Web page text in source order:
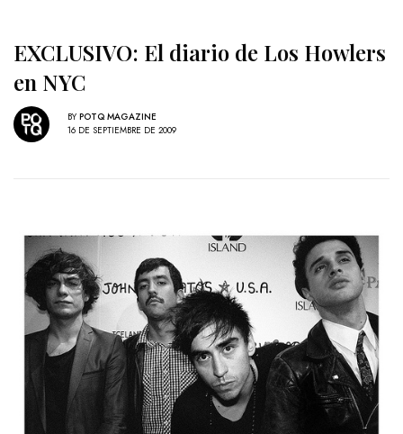
EXCLUSIVO: El diario de Los Howlers
en NYC
BY POTQ MAGAZINE
16 DE SEPTIEMBRE DE 2009